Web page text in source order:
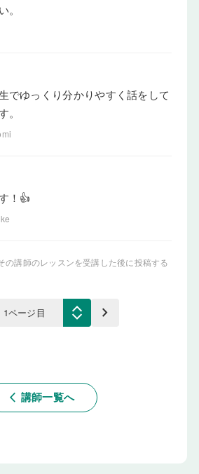
でゆっくり分かりやすく話をして
。
！👍
の講師のレッスンを受講した後に投稿する
keyboard_arrow_right
arrow_back_ios 講師一覧へ